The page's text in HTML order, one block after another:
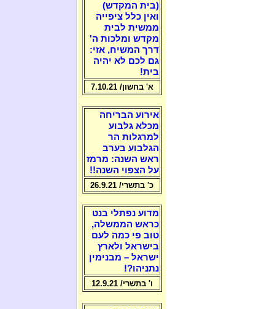
(בית המקדש)
ואין כלל ציפייה
ממשית לבית
מקדש ומלכות ה'
דרך המשיח, אזי:
גם לכם לא יהיה
בית!
א' בחשון/ 7.10.21
אירוע הבריחה
מכלא גלבוע
למרגלות הר
הגלבוע בערב
ראש השנה: מרמז
על הצפוי השנה!!
כ' בתשרי/ 26.9.21
מדוע נפתלי בנט
כראש הממשלה,
טוב פי כמה לעם
בישראל ולארץ
ישראל – מבנימין
נתניהו?!
ו' בתשרי/ 12.9.21